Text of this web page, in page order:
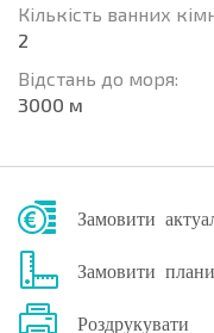
Кількість ванних
2
Відстань до моря:
3000 м
Замовити
Замовити
Роздрукувати